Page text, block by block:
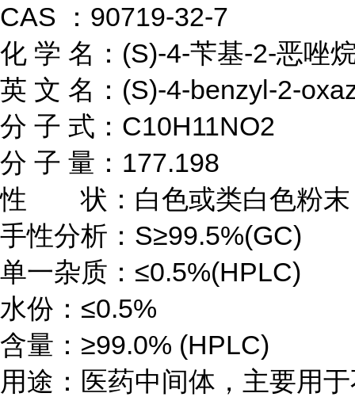
CAS ：90719-32-7
化 学 名：(S)-4-苄基-2-恶唑
英 文 名：(S)-4-benzyl-2-
分 子 式：C10H11NO2
分 子 量：177.198
性　　状：白色或类白色粉末
手性分析：S≥99.5%(GC)
单一杂质：≤0.5%(HPLC)
水份：≤0.5%
含量：≥99.0% (HPLC)
用途：医药中间体，主要用